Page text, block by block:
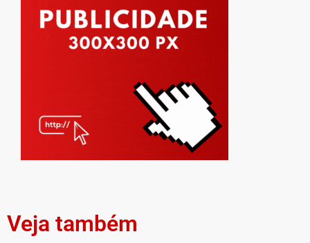
Veja também